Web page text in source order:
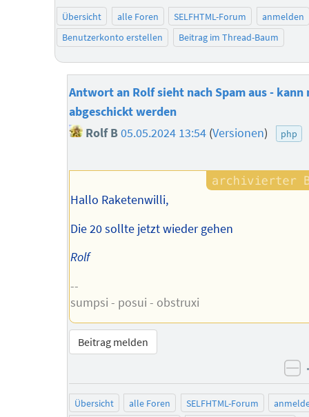
Übersicht alle Foren SELFHTML-Forum
anmelden
Benutzerkonto erstellen
Beitrag im Thread-Baum
Antwort an Rolf sieht nach Spam aus - kann
abgeschickt werden
Rolf B 05.05.2024 13:54 (Versionen) php
Hallo Raketenwilli,
Die 20 sollte jetzt wieder gehen
Rolf
--
sumpsi - posui - obstruxi
Beitrag melden
Übersicht alle Foren SELFHTML-Forum